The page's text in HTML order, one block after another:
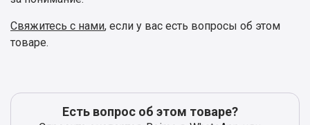
Свяжитесь с нами, если у вас есть вопросы об этом
товаре.
Есть вопрос об этом товаре?